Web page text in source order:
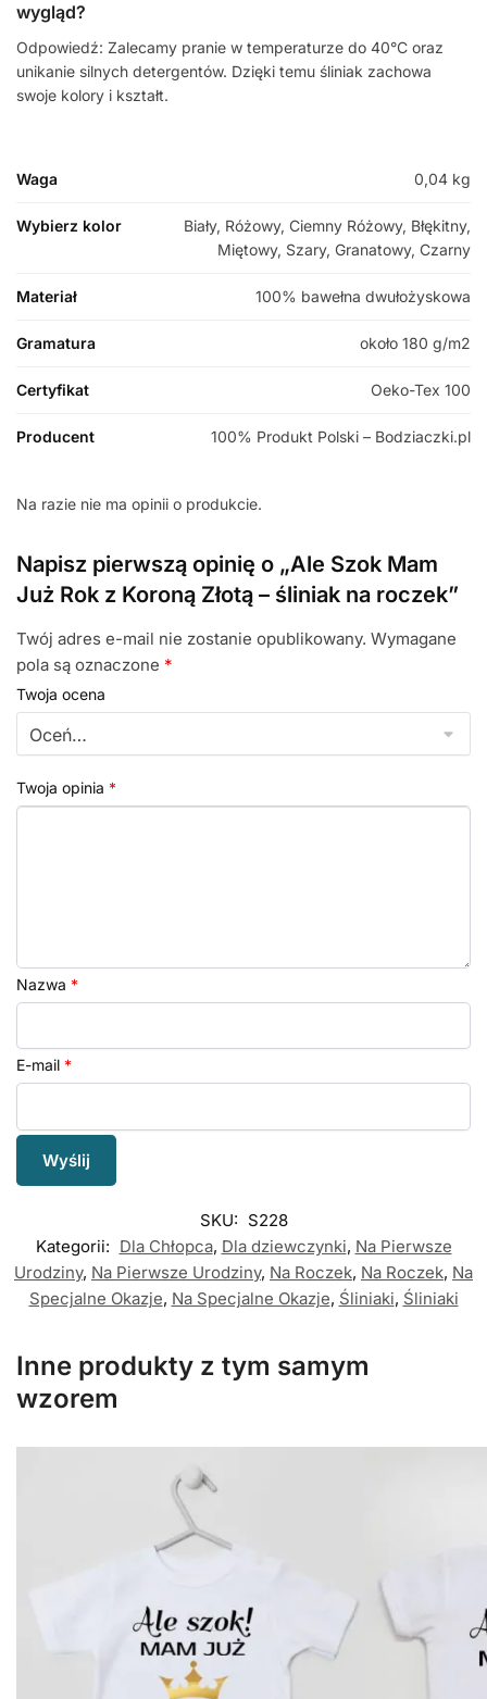
wygląd?
Odpowiedź: Zalecamy pranie w temperaturze do 40°C oraz
unikanie silnych detergentów. Dzięki temu śliniak zachowa
swoje kolory i kształt.
Waga 0,04 kg
Wybierz kolor
Biały, Różowy, Ciemny Różowy, Błękitny,
Miętowy, Szary, Granatowy, Czarny
Materiał 100% bawełna dwułożyskowa
Gramatura około 180 g/m2
Certyfikat Oeko-Tex 100
Producent 100% Produkt Polski – Bodziaczki.pl
Na razie nie ma opinii o produkcie.
Napisz pierwszą opinię o „Ale Szok Mam
Już Rok z Koroną Złotą – śliniak na roczek”
Twój adres e-mail nie zostanie opublikowany. Wymagane
pola są oznaczone *
Twoja ocena
Twoja opinia *
Nazwa *
E-mail *
SKU: S228
Kategorii: Dla Chłopca, Dla dziewczynki, Na Pierwsze
Urodziny, Na Pierwsze Urodziny, Na Roczek, Na Roczek, Na
Specjalne Okazje, Na Specjalne Okazje, Śliniaki, Śliniaki
Inne produkty z tym samym
wzorem